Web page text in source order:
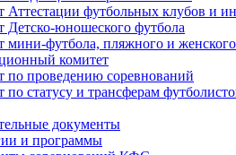
Аттестации футбольных клубов и
Детско-юношеского футбола
мини-футбола, пляжного и
комитет
по проведению соревнований
по статусу и трансферам
документы
и программы